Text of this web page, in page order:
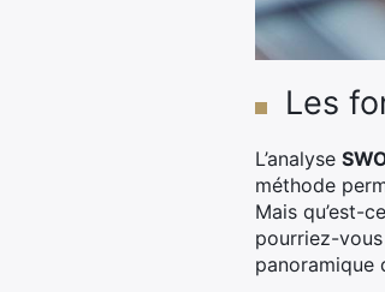
Les
L’analyse
méthode
Mais qu’est-
pourriez-
panoramique